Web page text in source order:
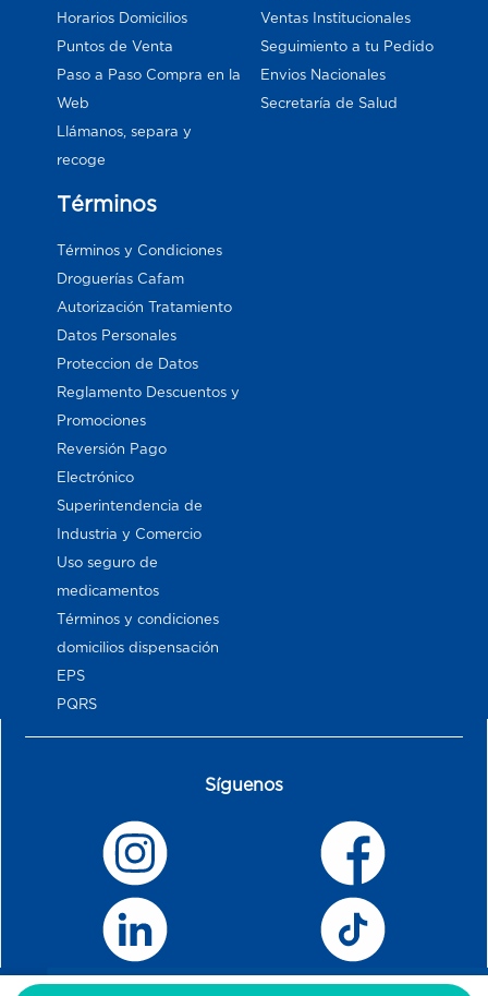
Horarios Domicilios
Puntos de Venta
Paso a Paso Compra en la
Web
Llámanos, separa y
recoge
Ventas Institucionales
Seguimiento a tu Pedido
Envios Nacionales
Secretaría de Salud
Términos
Términos y Condiciones
Droguerías Cafam
Autorización Tratamiento
Datos Personales
Proteccion de Datos
Reglamento Descuentos y
Promociones
Reversión Pago
Electrónico
Superintendencia de
Industria y Comercio
Uso seguro de
medicamentos
Términos y condiciones
domicilios dispensación
EPS
PQRS
Síguenos